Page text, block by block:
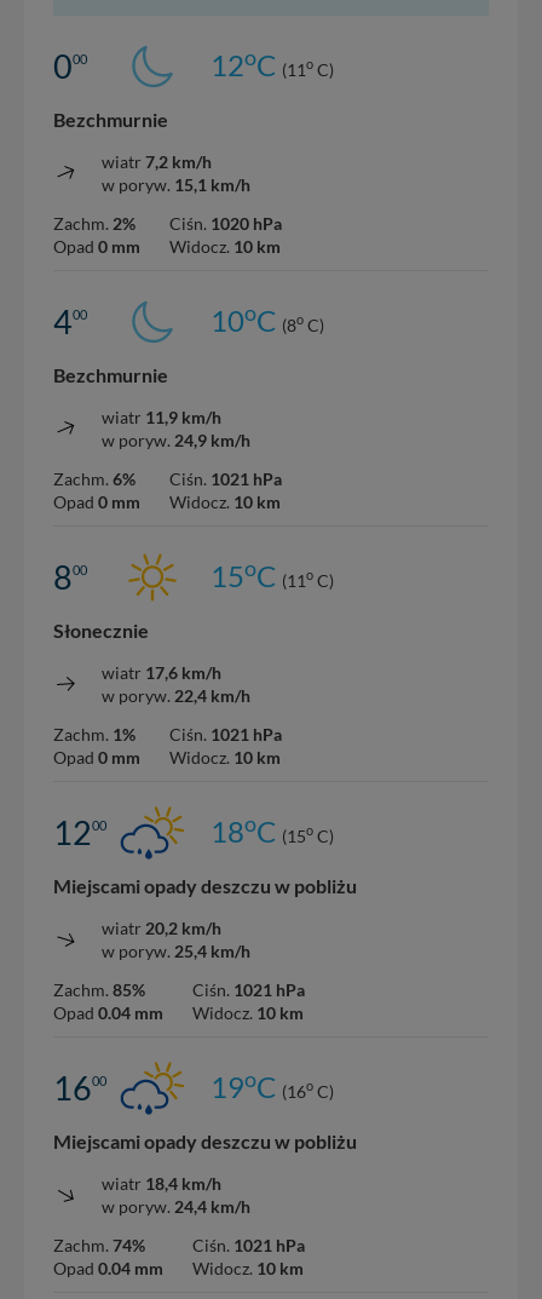
000 12oC (11o C)
Bezchmurnie
wiatr 7,2 km/h
w poryw. 15,1 km/h
Zachm. 2%
Opad 0 mm
Ciśn. 1020 hPa
Widocz. 10 km
400 10oC (8o C)
Bezchmurnie
wiatr 11,9 km/h
w poryw. 24,9 km/h
Zachm. 6%
Opad 0 mm
Ciśn. 1021 hPa
Widocz. 10 km
800 15oC (11o C)
Słonecznie
wiatr 17,6 km/h
w poryw. 22,4 km/h
Zachm. 1%
Opad 0 mm
Ciśn. 1021 hPa
Widocz. 10 km
1200 18oC (15o C)
Miejscami opady deszczu w pobliżu
wiatr 20,2 km/h
w poryw. 25,4 km/h
Zachm. 85%
Opad 0.04 mm
Ciśn. 1021 hPa
Widocz. 10 km
1600 19oC (16o C)
Miejscami opady deszczu w pobliżu
wiatr 18,4 km/h
w poryw. 24,4 km/h
Zachm. 74%
Opad 0.04 mm
Ciśn. 1021 hPa
Widocz. 10 km